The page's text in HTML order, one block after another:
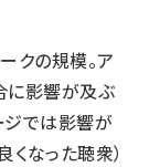
クの規模。ア
に影響が及ぶ
ジでは影響が
なった聴衆）